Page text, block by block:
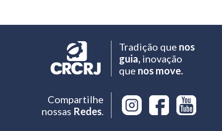
Tradição que nos
guia,inovação
que nos move.
Compartilhe
nossas Redes.